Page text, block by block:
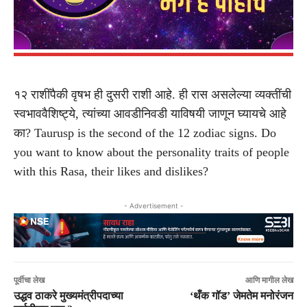
१२ राशींपैकी वृषभ ही दुसरी राशी आहे. ही रास असलेल्या व्यक्तींची
स्वभाववैशिष्ट्ये, त्यांच्या आवडीनिवडी याविषयी जाणून घ्यायचे आहे
का? Taurusp is the second of the 12 zodiac signs. Do
you want to know about the personality traits of people
with this Rasa, their likes and dislikes?
- Advertisement -
पूर्वीचा लेख
उद्धव ठाकरे मुख्यमंत्रीपदाच्या
आणि मागील लेख
‘थँक गॉड’ जेमतेम मनोरंजन